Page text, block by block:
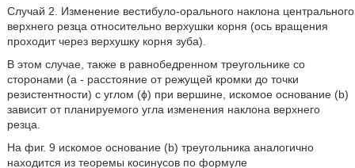
Случай 2. Изменение вестибуло-орального наклона центрального
верхнего резца относительно верхушки корня (ось вращения
проходит через верхушку корня зуба).
В этом случае, также в равнобедренном треугольнике со
сторонами (а - расстояние от режущей кромки до точки
резистентности) с углом (ϕ) при вершине, искомое основание (b)
зависит от планируемого угла изменения наклона верхнего
резца.
На фиг. 9 искомое основание (b) треугольника аналогично
находится из теоремы косинусов по формуле